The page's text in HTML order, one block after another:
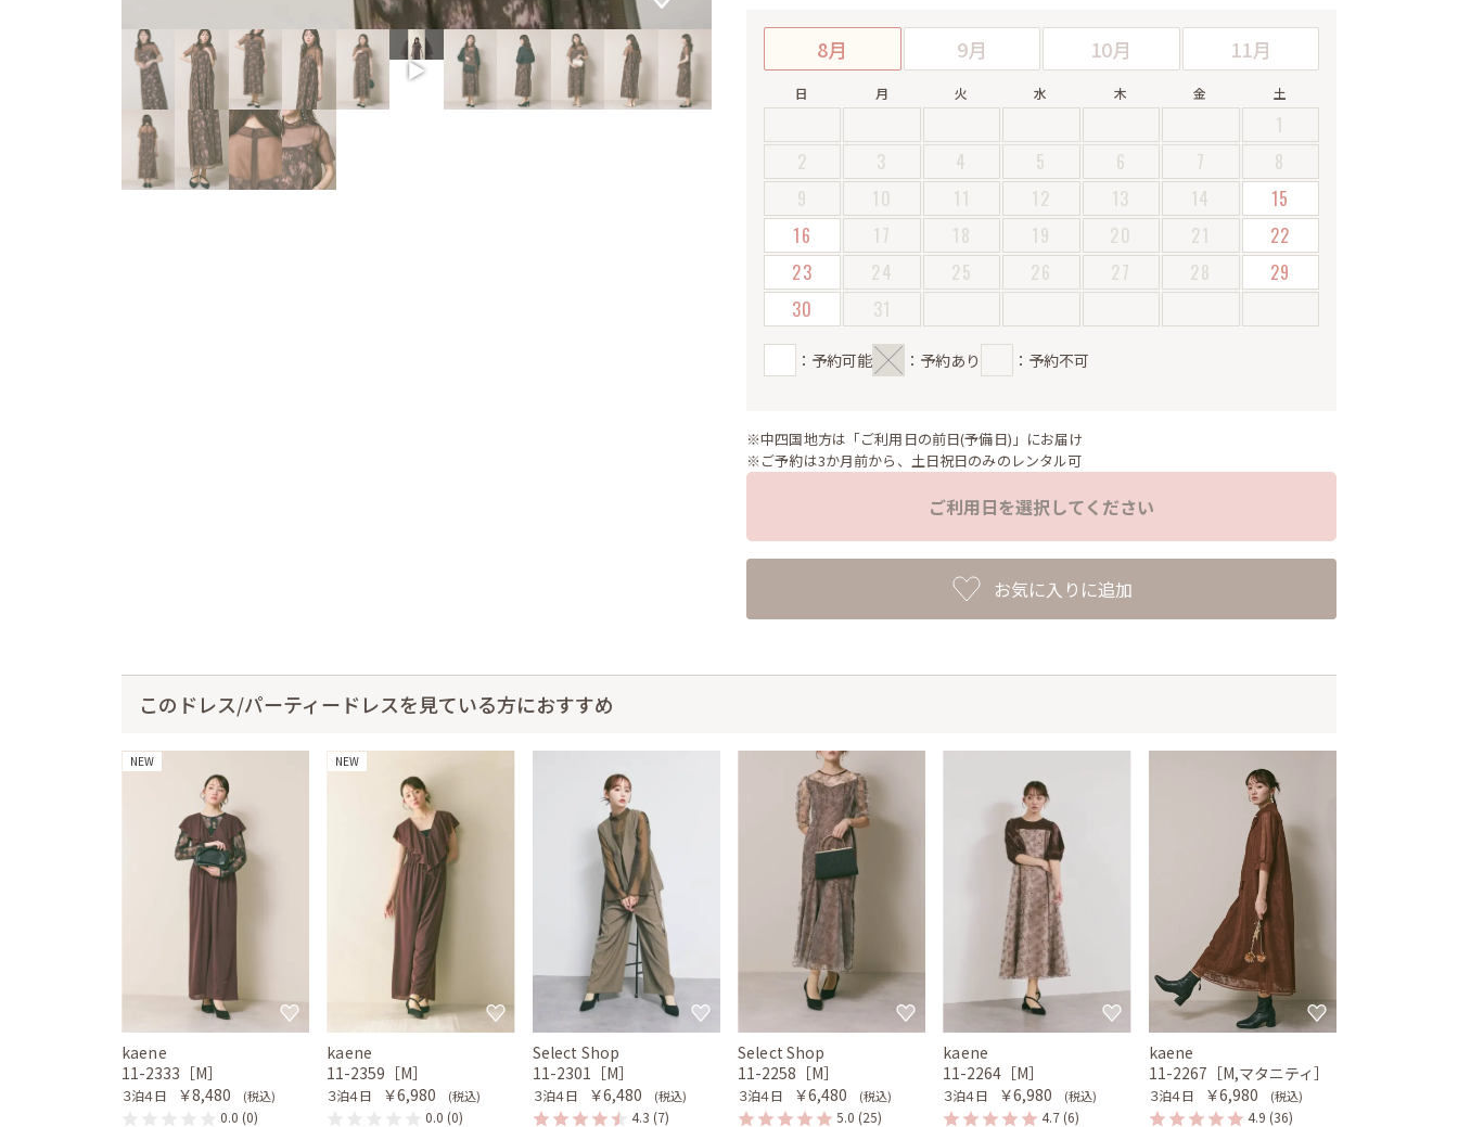
8月 9月 10月 11月
日 月 火 水 木 金 土
1
2
3 4 5 6 7
8
9
10 11 12 13 14
15
16
17 18 19 20 21
22
23
24 25 26 27 28
29
30
31
：予約可能 ：予約あり ：予約不可
※中四国地方は「ご利用日の前日(予備日)」にお届け
※ご予約は3か月前から、土日祝日のみのレンタル可
ご利用日を選択してください
お気に入りに追加
このドレス/パーティードレスを見ている方におすすめ
NEW
kaene
11-2333［M］
３泊４日 ￥8,480 (税込)
0.0 (0)
NEW
kaene
11-2359［M］
３泊４日 ￥6,980 (税込)
0.0 (0)
Select Shop
11-2301［M］
３泊４日 ￥6,480 (税込)
4.3 (7)
Select Shop
11-2258［M］
３泊４日 ￥6,480 (税込)
5.0 (25)
kaene
11-2264［M］
３泊４日 ￥6,980 (税込)
4.7 (6)
kaene
11-2267［M,マタニティ］
３泊４日 ￥6,980 (税込)
4.9 (36)